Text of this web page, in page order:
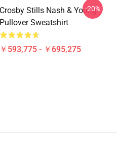
Crosby Stills Nash & Young
Pullover Sweatshirt
￥593,775 - ￥695,275
-20%